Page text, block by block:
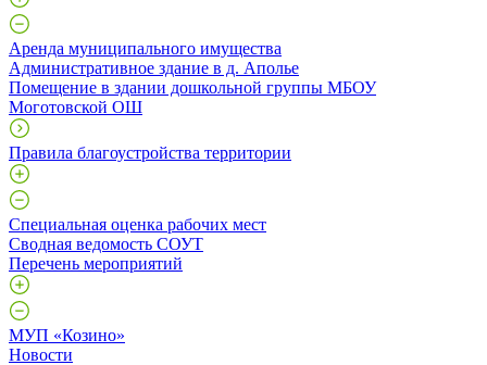
Аренда муниципального имущества
Административное здание в д. Аполье
Помещение в здании дошкольной группы МБОУ
Моготовской ОШ
Правила благоустройства территории
Специальная оценка рабочих мест
Сводная ведомость СОУТ
Перечень мероприятий
МУП «Козино»
Новости